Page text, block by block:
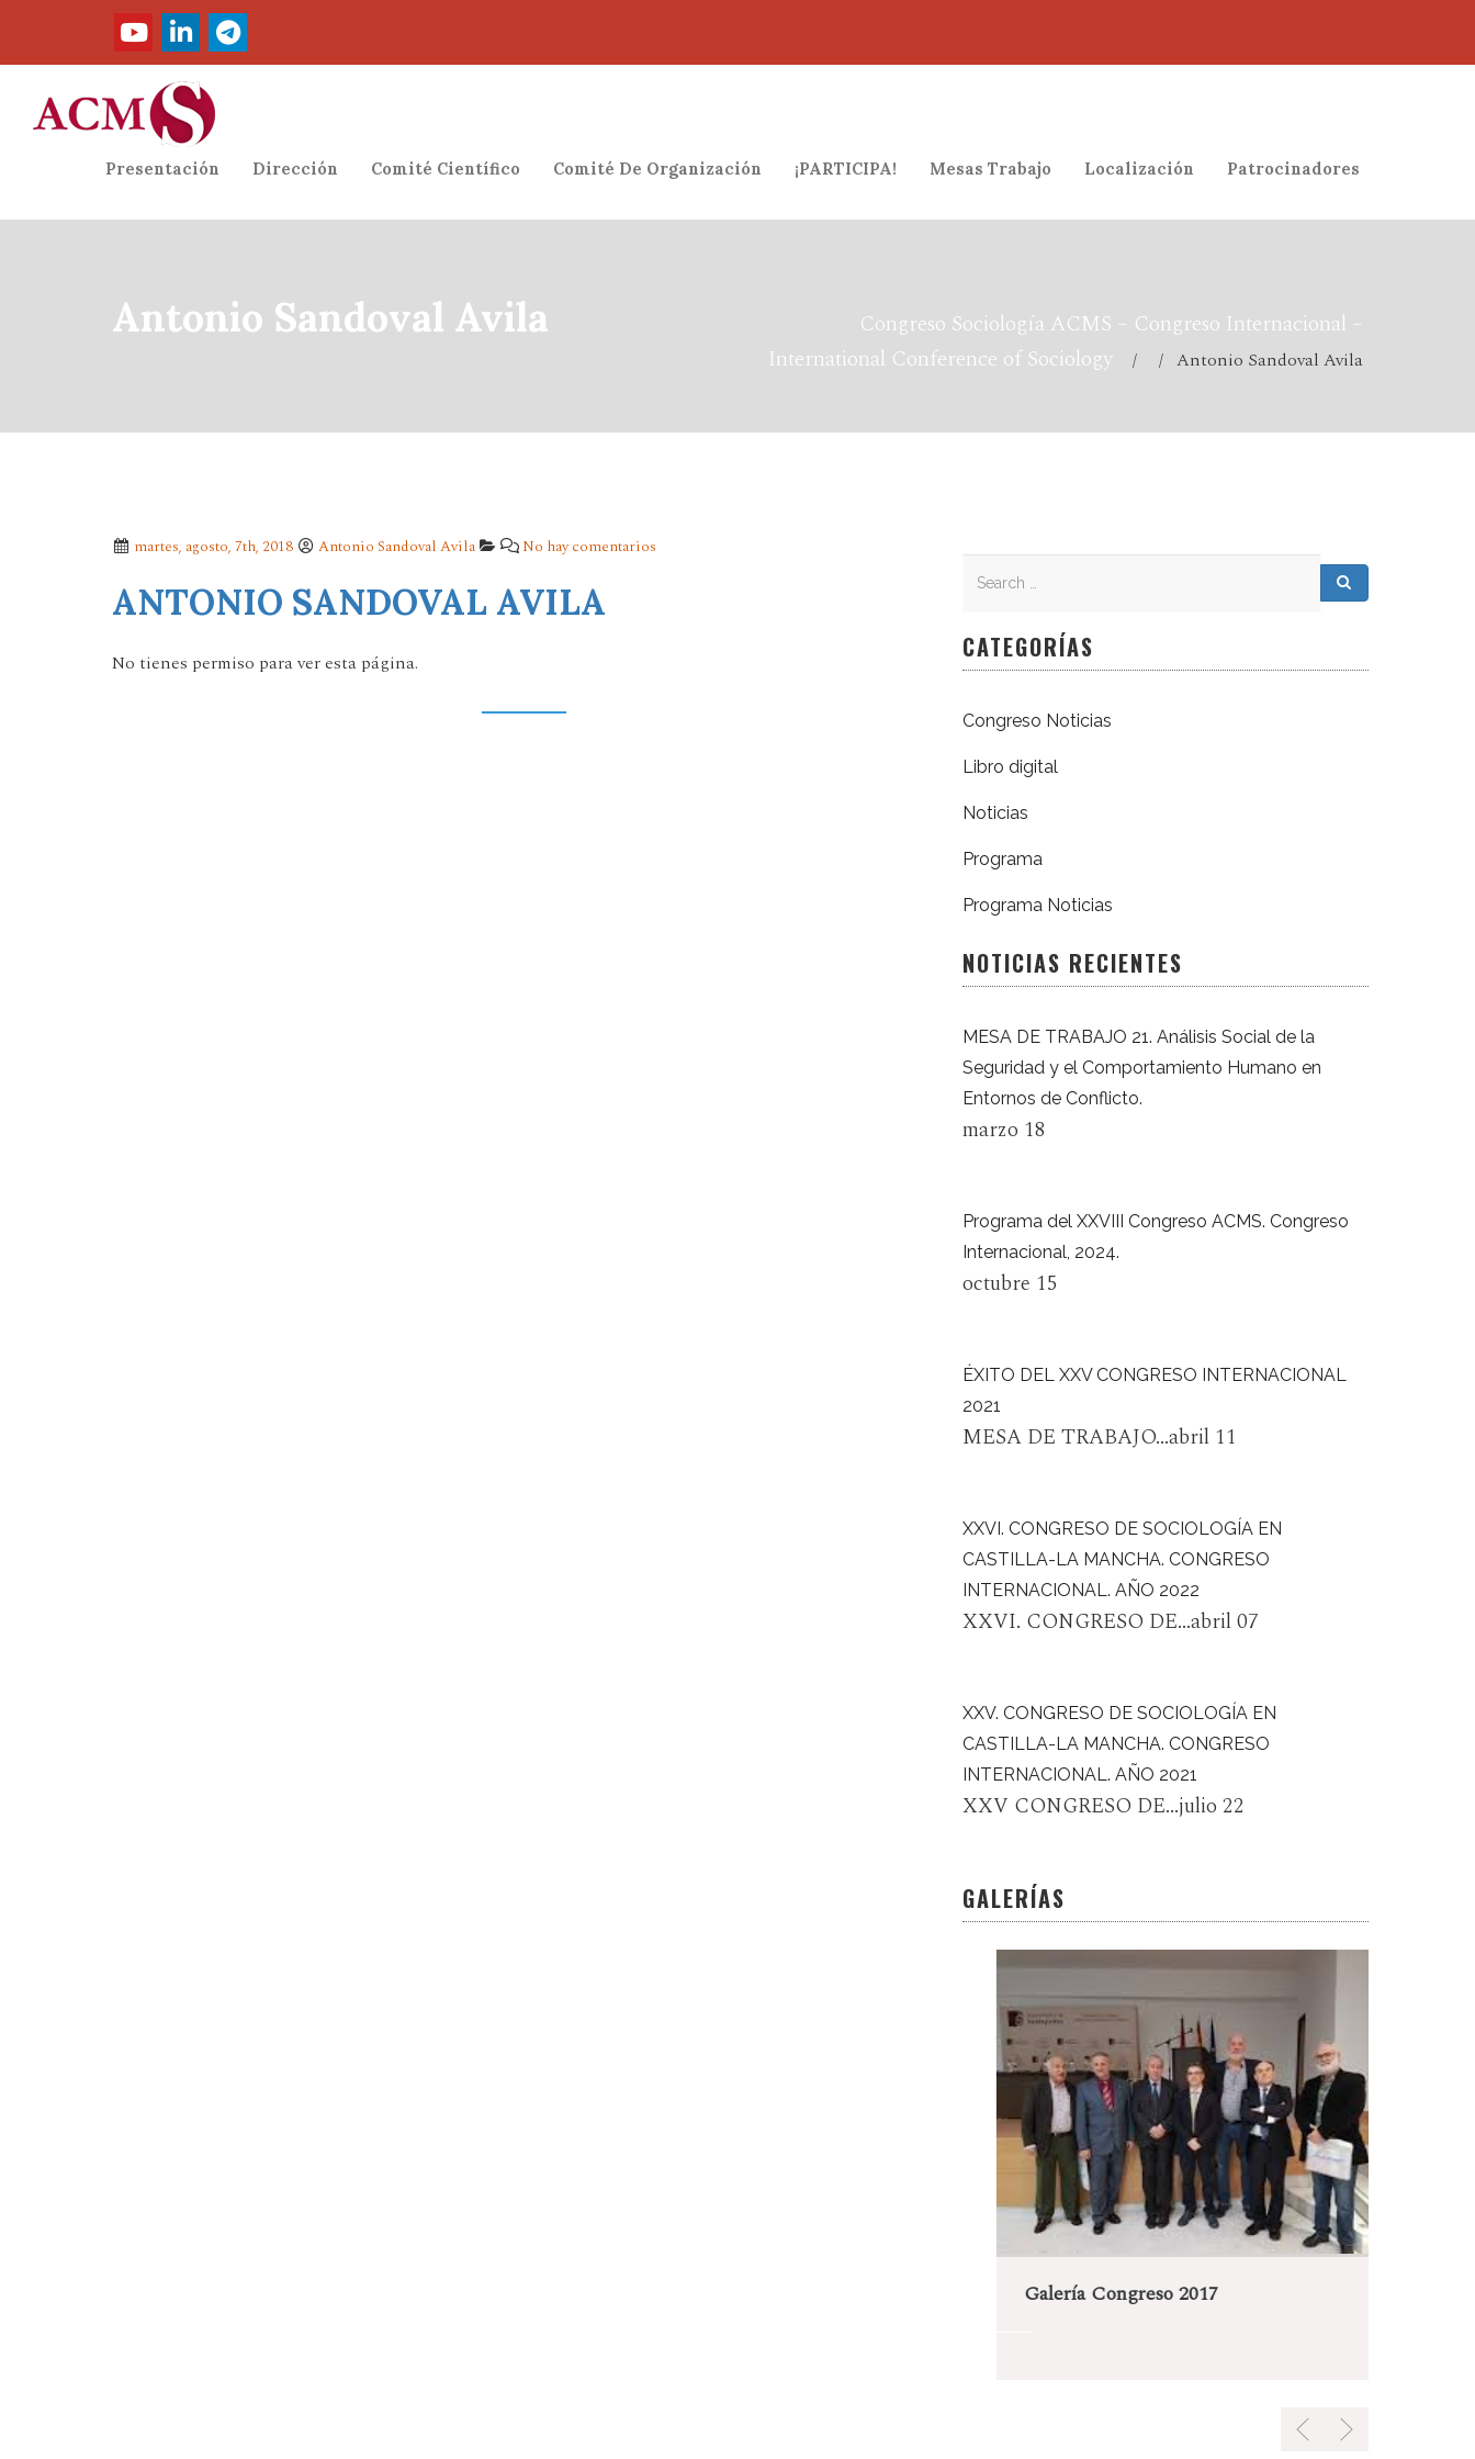
Presentación Dirección Comité Científico Comité De Organización ¡PARTICIPA! Mesas Trabajo Localización Patrocinadores
Antonio Sandoval Avila
Congreso Sociología ACMS – Congreso Internacional –
International Conference of Sociology
/ / Antonio Sandoval Avila
martes, agosto, 7th, 2018 Antonio Sandoval Avila No hay comentarios
ANTONIO SANDOVAL AVILA
No tienes permiso para ver esta página. CATEGORÍAS
Congreso Noticias
Libro digital
Noticias
Programa
Programa Noticias
NOTICIAS RECIENTES
MESA DE TRABAJO 21. Análisis Social de la
Seguridad y el Comportamiento Humano en
Entornos de Conflicto.
marzo 18
Programa del XXVIII Congreso ACMS. Congreso
Internacional, 2024.
octubre 15
ÉXITO DEL XXV CONGRESO INTERNACIONAL
2021
MESA DE TRABAJO...abril 11
XXVI. CONGRESO DE SOCIOLOGÍA EN
CASTILLA-LA MANCHA. CONGRESO
INTERNACIONAL. AÑO 2022
XXVI. CONGRESO DE...abril 07
XXV. CONGRESO DE SOCIOLOGÍA EN
CASTILLA-LA MANCHA. CONGRESO
INTERNACIONAL. AÑO 2021
XXV CONGRESO DE...julio 22
GALERÍAS
Galería Congreso 2017